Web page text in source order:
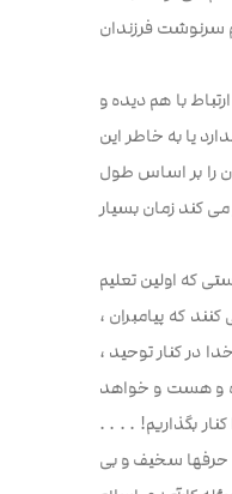
سرنوشت فرزندان
با هم دیده و
است و در این زمان کارایی ندارد یا به خاطر این
زمان را بر اساس طول
کند یک ساعت خیلی زیاد است ولی این زمان برای انسانی که ۱۰۰ سال عمر می کند زمان بسیار
زمان حضرت آدم بر می گردد نه ۱۴۰۰ سال قبل. خداپرستی که اولین تعلیم
که پیامبران ،
در کنار توحید ،
و هست و خواهد
بگذاریم! . . . .
حرفها سخیف و بی